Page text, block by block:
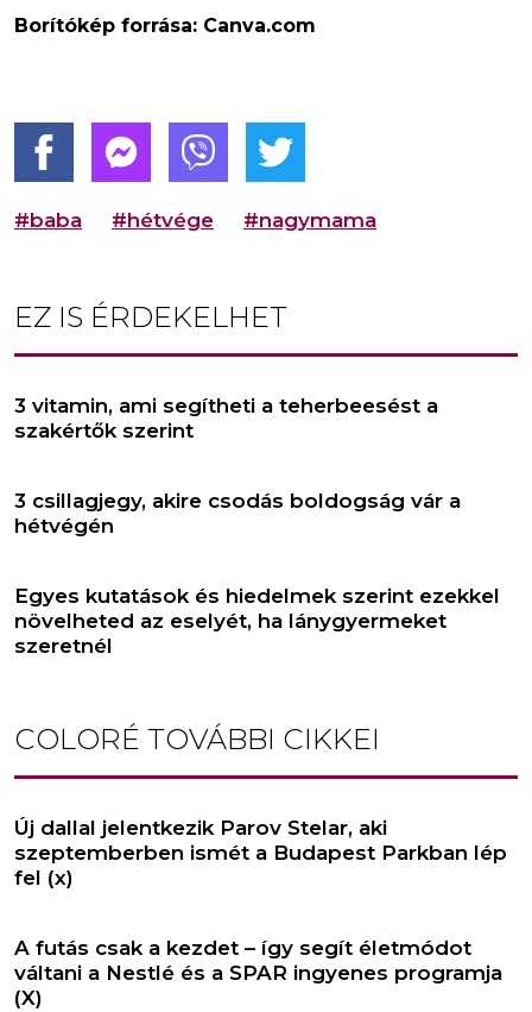
Borítókép forrása: Canva.com
#baba #hétvége #nagymama
EZ IS ÉRDEKELHET
3 vitamin, ami segítheti a teherbeesést a
szakértők szerint
3 csillagjegy, akire csodás boldogság vár a
hétvégén
Egyes kutatások és hiedelmek szerint ezekkel
növelheted az eselyét, ha lánygyermeket
szeretnél
COLORÉ TOVÁBBI CIKKEI
Új dallal jelentkezik Parov Stelar, aki
szeptemberben ismét a Budapest Parkban lép
fel (x)
A futás csak a kezdet – így segít életmódot
váltani a Nestlé és a SPAR ingyenes programja
(X)